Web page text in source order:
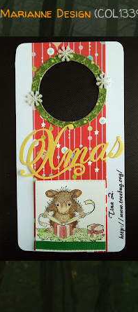
Marianne Design